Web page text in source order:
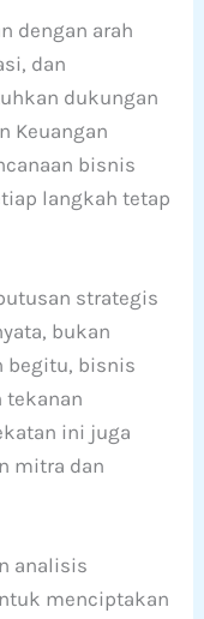
dengan arah
dan
dukungan
Keuangan
bisnis
langkah tetap
strategis
bukan
begitu, bisnis
tekanan
ini juga
mitra dan
analisis
menciptakan